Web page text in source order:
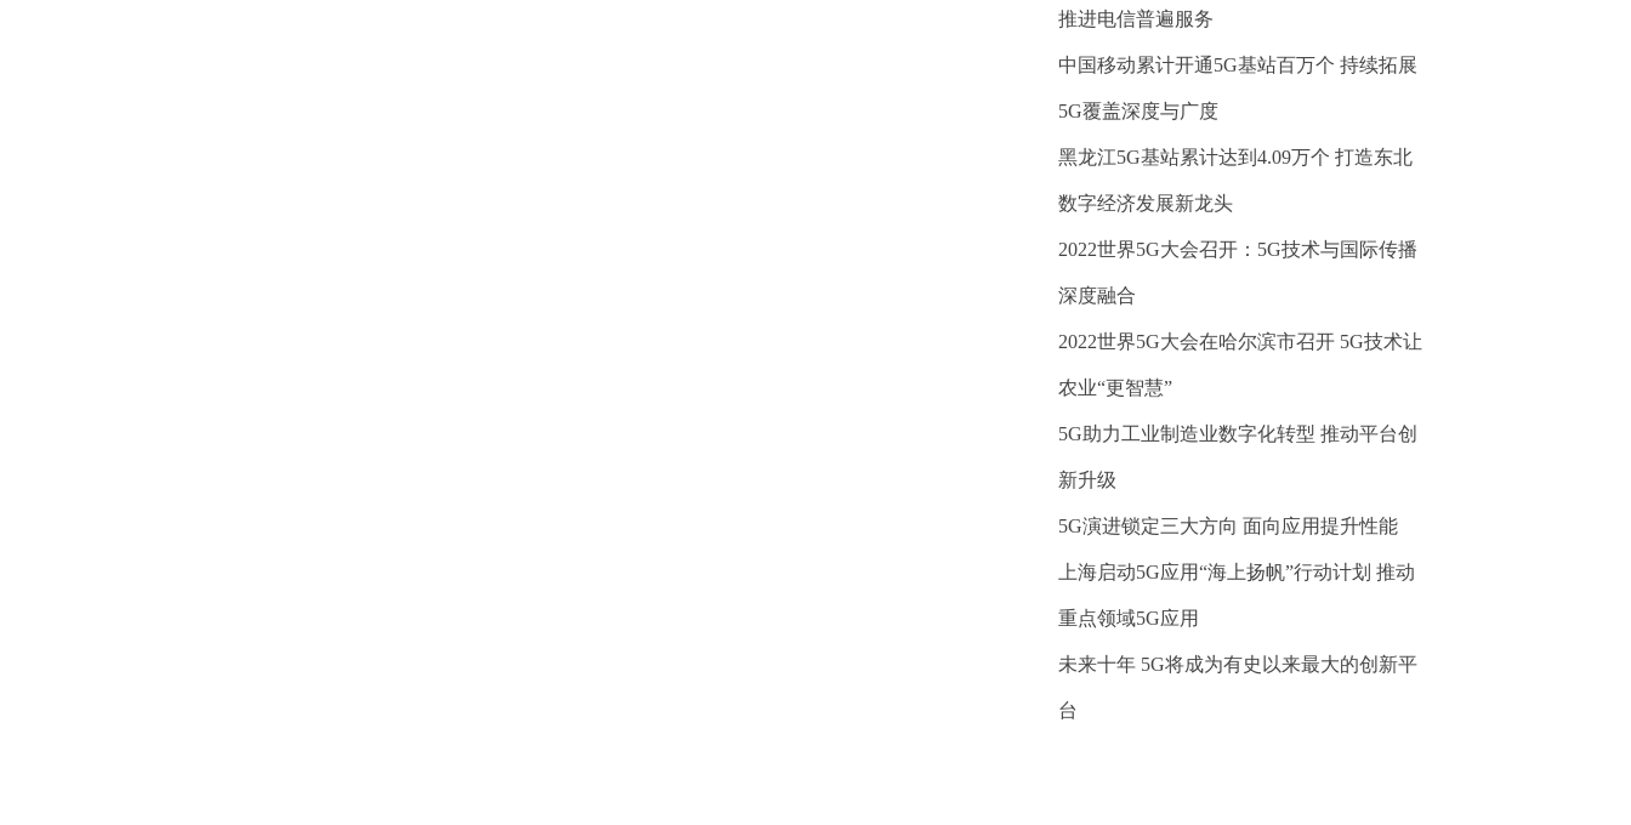
推进电信普遍服务
中国移动累计开通5G基站百万个 持续拓展
5G覆盖深度与广度
黑龙江5G基站累计达到4.09万个 打造东北
数字经济发展新龙头
2022世界5G大会召开：5G技术与国际传播
深度融合
2022世界5G大会在哈尔滨市召开 5G技术让
农业“更智慧”
5G助力工业制造业数字化转型 推动平台创
新升级
5G演进锁定三大方向 面向应用提升性能
上海启动5G应用“海上扬帆”行动计划 推动
重点领域5G应用
未来十年 5G将成为有史以来最大的创新平
台